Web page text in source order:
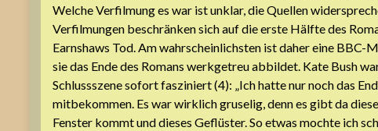
Welche Verfilmung es war ist unklar, die Quellen
Verfilmungen beschränken sich auf die erste Hälfte des
Earnshaws Tod. Am wahrscheinlichsten ist daher eine BBC-
sie das Ende des Romans werkgetreu abbildet. Kate Bush
Schlussszene sofort fasziniert (4): „Ich hatte nur noch das
mitbekommen. Es war wirklich gruselig, denn es gibt da
Fenster kommt und dieses Geflüster. So etwas mochte ich